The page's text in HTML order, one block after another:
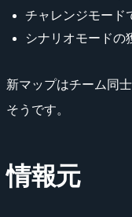
チャレンジモード
シナリオモードの
新マップはチーム同
そうです。
情報元